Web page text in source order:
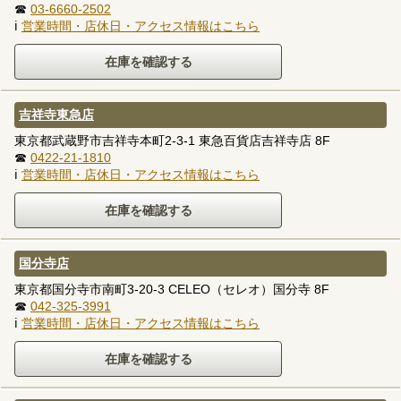
☎ 03-6660-2502
ℹ 営業時間・店休日・アクセス情報はこちら
吉祥寺東急店
東京都武蔵野市吉祥寺本町2-3-1 東急百貨店吉祥寺店 8F
☎ 0422-21-1810
ℹ 営業時間・店休日・アクセス情報はこちら
国分寺店
東京都国分寺市南町3-20-3 CELEO（セレオ）国分寺 8F
☎ 042-325-3991
ℹ 営業時間・店休日・アクセス情報はこちら